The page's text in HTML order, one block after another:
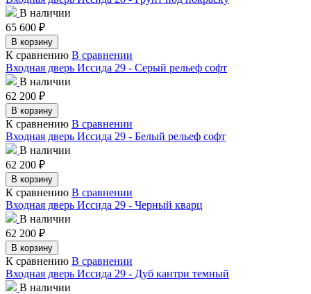
В наличии
65 600 ₽
В корзину
К сравнению В сравнении
Входная дверь Иссида 29 - Серый рельеф софт
В наличии
62 200 ₽
В корзину
К сравнению В сравнении
Входная дверь Иссида 29 - Белый рельеф софт
В наличии
62 200 ₽
В корзину
К сравнению В сравнении
Входная дверь Иссида 29 - Черный кварц
В наличии
62 200 ₽
В корзину
К сравнению В сравнении
Входная дверь Иссида 29 - Дуб кантри темный
В наличии